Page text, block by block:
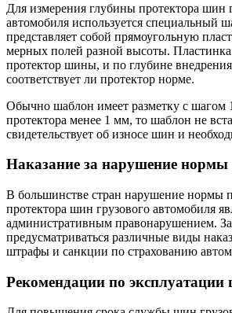
Для измерения глубины протектора шин
автомобиля используется специальный
представляет собой прямоугольную
мерных полей разной высоты. Пластинка
протектор шины, и по глубине
соответствует ли протектор норме.
Обычно шаблон имеет разметку с шагом
протектора менее 1 мм, то шаблон не
свидетельствует об износе шин и
Наказание за нарушение нормы
В большинстве стран нарушение нормы
протектора шин грузового автомобиля
административным правонарушением.
предусматриваться различные виды
штрафы и санкции по страхованию
Рекомендации по